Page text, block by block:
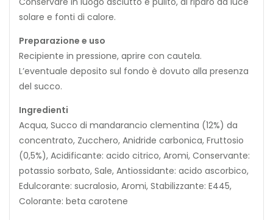
solare e fonti di calore.
Preparazione e uso
Recipiente in pressione, aprire con cautela.
L’eventuale deposito sul fondo è dovuto alla presenza
del succo.
Ingredienti
Acqua, Succo di mandarancio clementina (12%) da
concentrato, Zucchero, Anidride carbonica, Fruttosio
(0,5%), Acidificante: acido citrico, Aromi, Conservante:
potassio sorbato, Sale, Antiossidante: acido ascorbico,
Edulcorante: sucralosio, Aromi, Stabilizzante: E445,
Colorante: beta carotene